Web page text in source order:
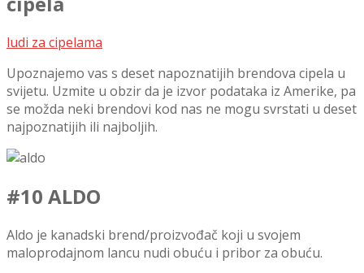
ludi za cipelama
Upoznajemo vas s deset napoznatijih brendova cipela u
svijetu. Uzmite u obzir da je izvor podataka iz Amerike, pa
se možda neki brendovi kod nas ne mogu svrstati u deset
najpoznatijih ili najboljih.
#10 ALDO
Aldo je kanadski brend/proizvođač koji u svojem
maloprodajnom lancu nudi obuću i pribor za obuću.